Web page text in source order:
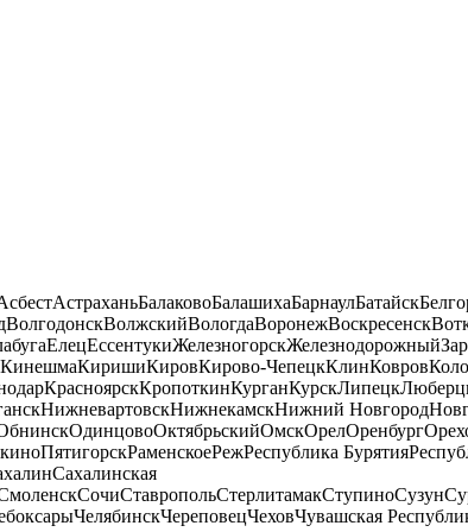
АстраханьБалаковоБалашихаБарнаулБатайск
ВолгодонскВолжскийВологдаВоронежВоскресенск
ЕлецЕссентукиЖелезногорскЖелезнодорожный
КинешмаКиришиКировКирово-ЧепецкКлинКовров
КрасноярскКропоткинКурганКурскЛипецк
НижневартовскНижнекамскНижний Новгород
ОдинцовоОктябрьскийОмскОрелОренбург
ПятигорскРаменскоеРежРеспублика Бурятия
Сахалинская
СочиСтавропольСтерлитамакСтупиноСузун
ЧелябинскЧереповецЧеховЧувашская